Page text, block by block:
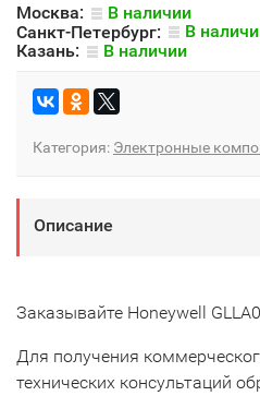
Москва:
В наличии
Санкт-Петербург:
В
Казань:
В наличии
Категория: Электронные
Описание
Заказывайте Honeywell
Для получения
технических консультаций